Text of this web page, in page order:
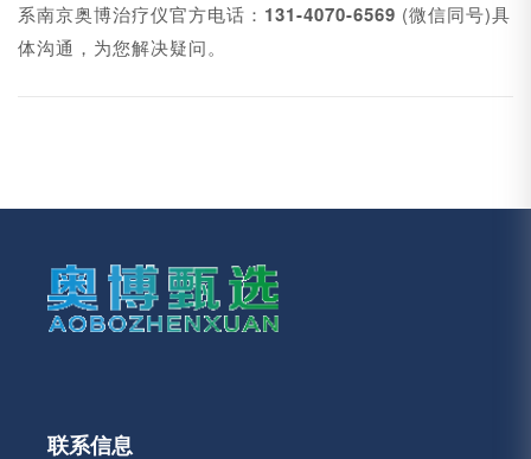
系南京奥博治疗仪官方电话： 131-4070-6569 (微信同号)具
体沟通，为您解决疑问。
联系信息